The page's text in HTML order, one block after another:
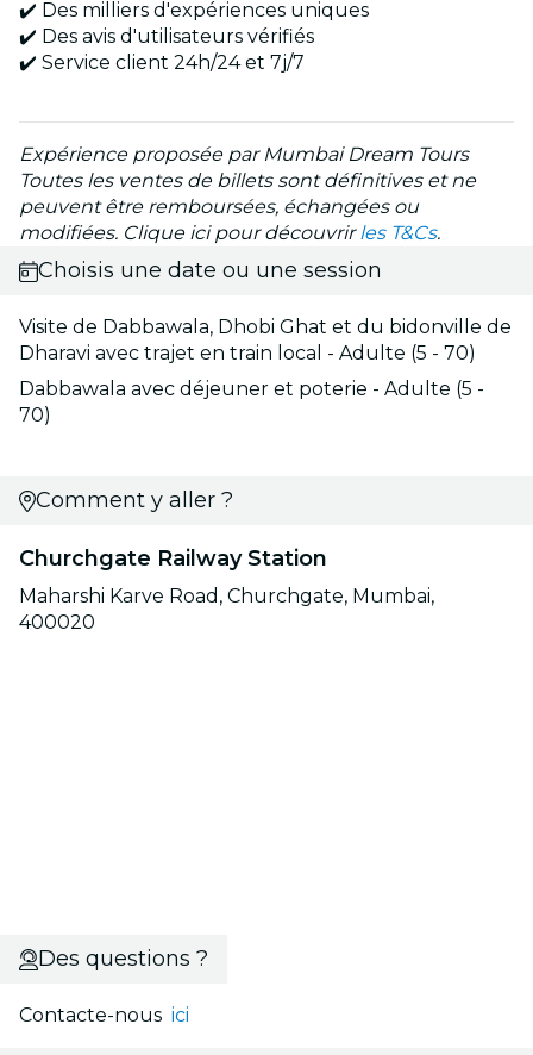
✔️ Des milliers d'expériences uniques
✔️ Des avis d'utilisateurs vérifiés
✔️ Service client 24h/24 et 7j/7
Expérience proposée par Mumbai Dream Tours
Toutes les ventes de billets sont définitives et ne
peuvent être remboursées, échangées ou
modifiées. Clique ici pour découvrirles T&Cs.
Choisis une date ou une session
Visite de Dabbawala, Dhobi Ghat et du bidonville de
Dharavi avec trajet en train local - Adulte (5 - 70)
Dabbawala avec déjeuner et poterie - Adulte (5 -
70)
Comment y aller ?
Churchgate Railway Station
Maharshi Karve Road, Churchgate, Mumbai,
400020
Des questions ?
Contacte-nous ici